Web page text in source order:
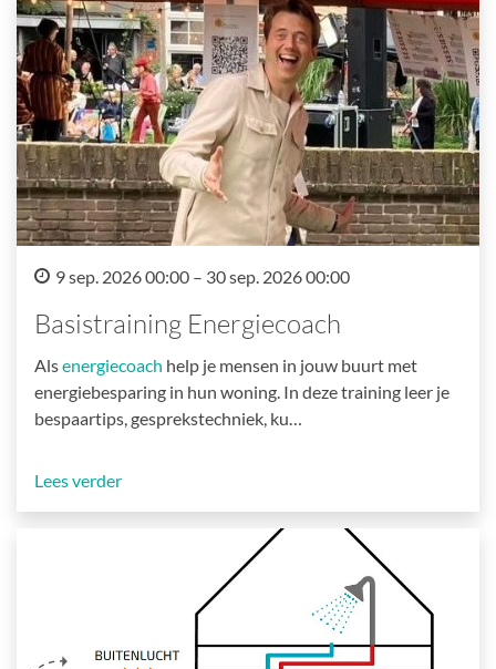
9 sep. 2026 00:00 – 30 sep. 2026 00:00
Basistraining Energiecoach
Alsenergiecoach help je mensen in jouw buurt met
energiebesparing in hun woning. In deze training leer je
bespaartips, gesprekstechniek, ku…
Lees verder